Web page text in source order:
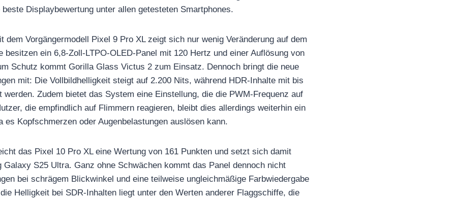
Displaybewertung unter allen getesteten Smartphones.
dem Vorgängermodell Pixel 9 Pro XL zeigt sich nur wenig Veränderung auf dem
besitzen ein 6,8-Zoll-LTPO-OLED-Panel mit 120 Hertz und einer Auflösung von
Schutz kommt Gorilla Glass Victus 2 zum Einsatz. Dennoch bringt die neue
mit: Die Vollbildhelligkeit steigt auf 2.200 Nits, während HDR-Inhalte mit bis
Zudem bietet das System eine Einstellung, die die PWM-Frequenz auf
die empfindlich auf Flimmern reagieren, bleibt dies allerdings weiterhin ein
es Kopfschmerzen oder Augenbelastungen auslösen kann.
das Pixel 10 Pro XL eine Wertung von 161 Punkten und setzt sich damit
Galaxy S25 Ultra. Ganz ohne Schwächen kommt das Panel dennoch nicht
bei schrägem Blickwinkel und eine teilweise ungleichmäßige Farbwiedergabe
Helligkeit bei SDR-Inhalten liegt unter den Werten anderer Flaggschiffe, die